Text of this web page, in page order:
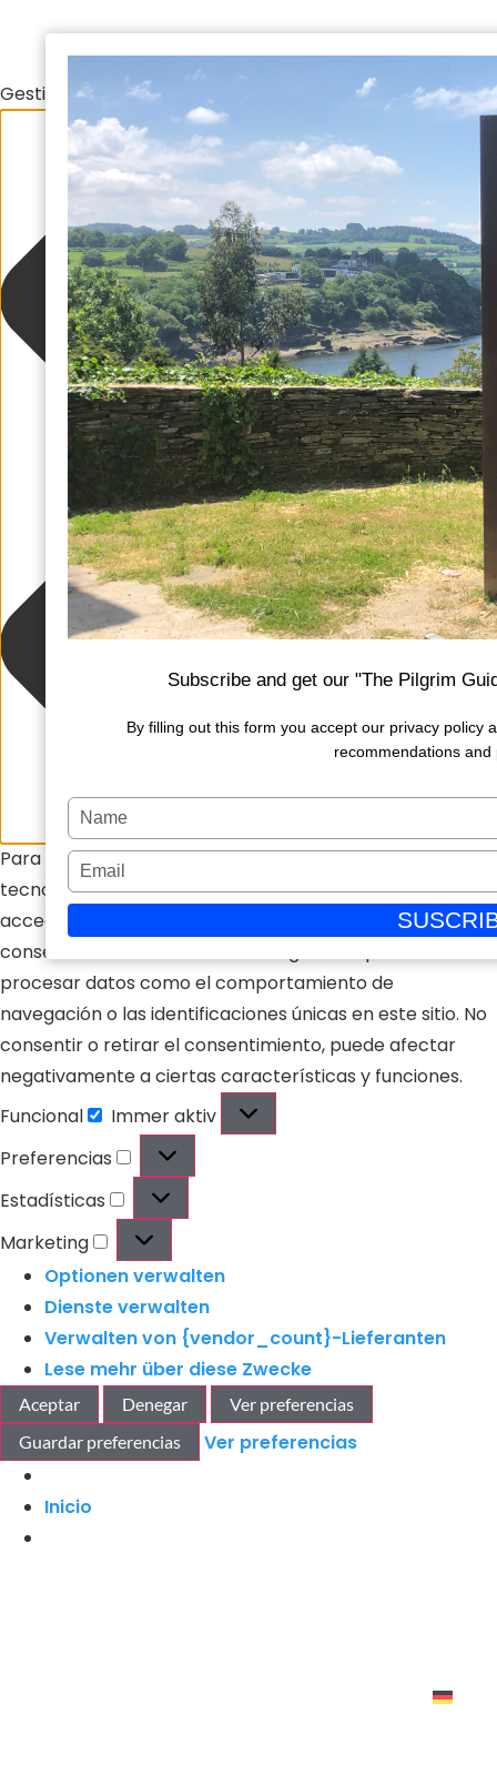
Gestionar el consentimiento de las cookies
Para ofrecer las mejores experiencias, utilizamos
tecnologías como las cookies para almacenar y/o
acceder a la información del dispositivo. El
consentimiento de estas tecnologías nos permitirá
procesar datos como el comportamiento de
navegación o las identificaciones únicas en este sitio. No
consentir o retirar el consentimiento, puede afectar
negativamente a ciertas características y funciones.
Funcional
Immer aktiv
Preferencias
Estadísticas
Marketing
Optionen verwalten
Dienste verwalten
Verwalten von {vendor_count}-Lieferanten
Lese mehr über diese Zwecke
Aceptar Denegar
Ver preferencias
Guardar preferencias
Ver preferencias
Inicio
Subscribe and get our "The Pilgrim
By filling out this form you accept our privacy policy
recommendations and
Escriba
su
nombre
Escriba
su
correo
electrónico